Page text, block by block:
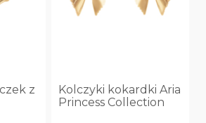
z
Kolczyki kokardki Aria
Princess Collection